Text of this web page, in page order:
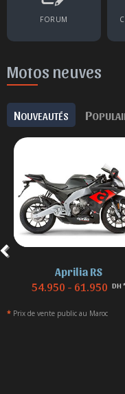
FORUM
Motos neuves
NOUVEAUTÉS P
Aprilia RS
54.950 - 61.950 DH
* Prix de vente public au Maroc